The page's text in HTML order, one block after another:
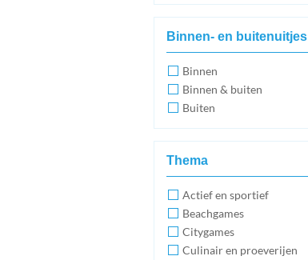
Binnen- en buitenuitjes
Binnen
Binnen & buiten
Buiten
Thema
Actief en sportief
Beachgames
Citygames
Culinair en proeverijen